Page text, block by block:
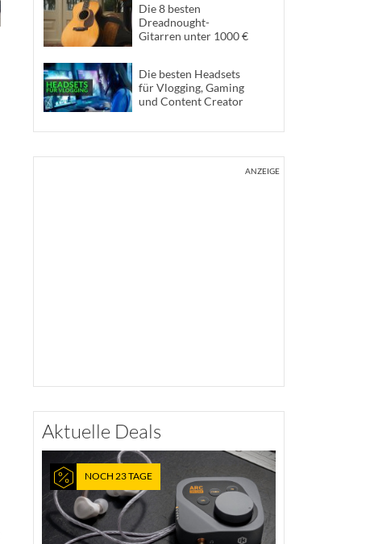
Die 8 besten
Dreadnought-
Gitarren unter 1000 €
Die besten Headsets
für Vlogging, Gaming
und Content Creator
ANZEIGE
Aktuelle Deals
NOCH 23 TAGE